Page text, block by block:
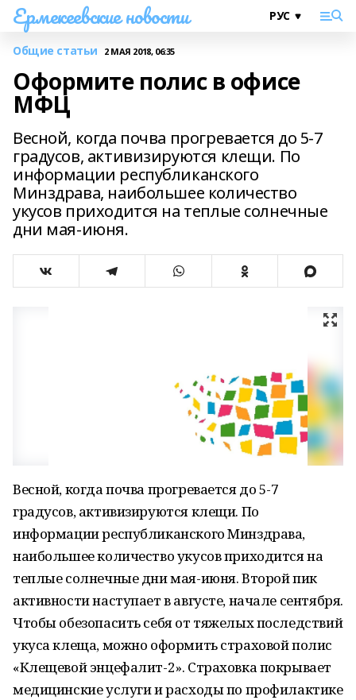
Ермекеевские новости
Общие статьи 2 МАЯ 2018, 06:35
Оформите полис в офисе
МФЦ
Весной, когда почва прогревается до 5-7
градусов, активизируются клещи. По
информации республиканского
Минздрава, наибольшее количество
укусов приходится на теплые солнечные
дни мая-июня.
Весной, когда почва прогревается до 5-7
градусов, активизируются клещи. По
информации республиканского Минздрава,
наибольшее количество укусов приходится на
теплые солнечные дни мая-июня. Второй пик
активности наступает в августе, начале сентября.
Чтобы обезопасить себя от тяжелых последствий
укуса клеща, можно оформить страховой полис
«Клещевой энцефалит-2». Страховка покрывает
медицинские услуги и расходы по профилактике